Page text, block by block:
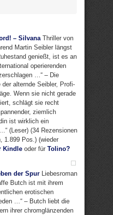
– Silvana Thriller von
Martin Seibler längst
genießt, ist es an
operierenden
…“ – Die
alternde Seibler, Profi-
Wenn sie nicht gerade
schlägt sie recht
ziemlich
ist wirklich ein
(Leser) (34 Rezensionen
1.899 Pos.) (wieder
Kindle oder für Tolino?
der Spur Liebesroman
Butch ist mit ihrem
erotischen
…“ – Butch liebt die
ihrer chromglänzenden